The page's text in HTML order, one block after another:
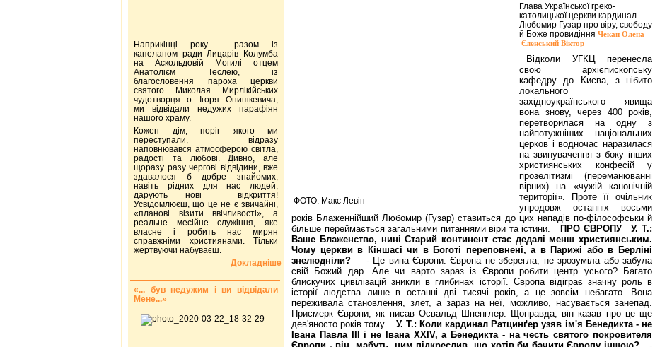
ФОТО: Макс Левін
Глава Української греко-
католицької церкви кардинал
Любомир Гузар про віру, свободу
й Боже провидіння Чекан Олена
Єленський Віктор
Відколи УГКЦ перенесла
свою архієпископську
кафедру до Києва, з нібито
локального
західноукраїнського явища
вона знову, через 400 років,
перетворилася на одну з
найпотужніших національних
церков і водночас наразилася
на звинувачення з боку інших
християнських конфесій у
прозелітизмі (переманюванні
вірних) на «чужій канонічній
території». Проте її очільник
упродовж останніх восьми
років Блаженнійший Любомир (Гузар) ставиться до цих нападів по-філософ­ськи й
більше переймається загальними питаннями віри та істини.
ПРО ЄВРОПУ
У. Т.:
Ваше Блаженство, нині Старий континент стає дедалі менш християнським.
Чому церкви в Кіншасі чи в Боготі переповнені, а в Парижі або в Берліні
знелюдніли? - Це вина Європи. Європа не зберегла, не зрозуміла або забула
свій Божий дар. Але чи варто зараз із Європи робити центр усього? Багато
блискучих цивілізацій зникли в глибинах історії. Європа відіграє значну роль в
історії людства лише в останні дві тисячі років, а це зовсім небагато. Вона
переживала становлення, злет, а зараз на неї, можливо, насувається занепад.
Присмерк Європи, як писав Освальд Шпенглер. Щоправда, він казав про це ще
дев'яносто років тому. У. Т.: Коли кардинал Ратцинґер узяв ім'я Бенедикта - не
Івана Павла ІІІ і не Івана ХХІV, а Бенедикта - на честь святого покровителя
Наприкінці року разом із
капеланом ради Лицарів Колумба
на Аскольдовій Могилі отцем
Анатолієм Теслею, із
благословення пароха церкви
святого Миколая Мирлікійських
чудотворця о. Ігоря Онишкевича,
ми відвідали недужих парафіян
нашого храму.
Кожен дім, поріг якого ми
переступали, відразу
наповнювався атмосферою світла,
радості та любові. Дивно, але
щоразу разу чергові відвідини, вже
здавалося б добре знайомих,
навіть рідних для нас людей,
дарують нові відкриття!
Усвідомлюєш, що це не є звичайні,
«планові візити ввічливості», а
реальне месійне служіння, яке
власне і робить нас мирян
справжніми християнами. Тільки
жертвуючи набуваєш.
Докладніше
«... був недужим і ви відвідали
Мене...»